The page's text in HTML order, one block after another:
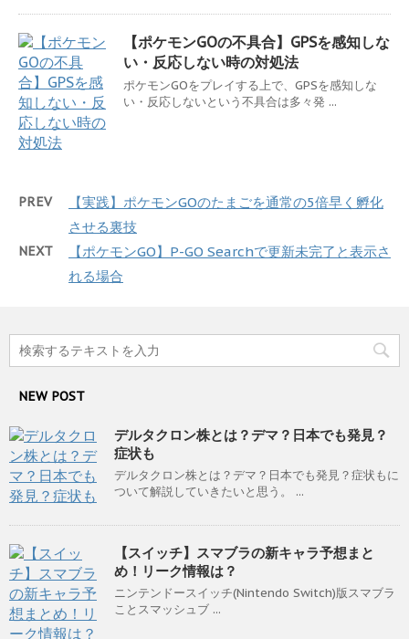
【ポケモンGOの不具合】GPSを感知しな
い・反応しない時の対処法
ポケモンGOをプレイする上で、GPSを感知しな
い・反応しないという不具合は多々発 ...
PREV
【実践】ポケモンGOのたまごを通常の5倍早く孵化
させる裏技
NEXT
【ポケモンGO】P-GO Searchで更新未完了と表示さ
れる場合
NEW POST
デルタクロン株とは？デマ？日本でも発見？
症状も
デルタクロン株とは？デマ？日本でも発見？症状もに
ついて解説していきたいと思う。 ...
【スイッチ】スマブラの新キャラ予想まと
め！リーク情報は？
ニンテンドースイッチ(Nintendo Switch)版スマブラ
ことスマッシュブ ...